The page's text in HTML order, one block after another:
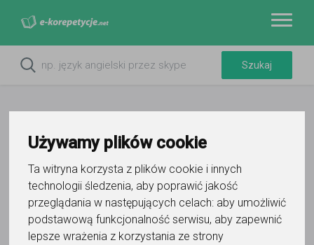
Używamy plików cookie
Ta witryna korzysta z plików cookie i innych
technologii śledzenia, aby poprawić jakość
przeglądania w następujących celach: aby umożliwić
podstawową funkcjonalność serwisu, aby zapewnić
lepsze wrażenia z korzystania ze strony
Do ulubionych